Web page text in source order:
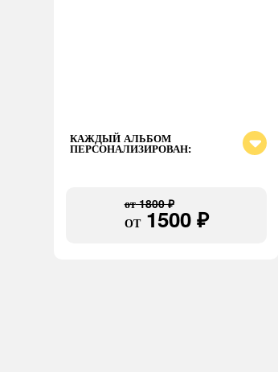
КАЖДЫЙ АЛЬБОМ
ПЕРСОНАЛИЗИРОВАН:
от1800 ₽
ОТ1500 ₽